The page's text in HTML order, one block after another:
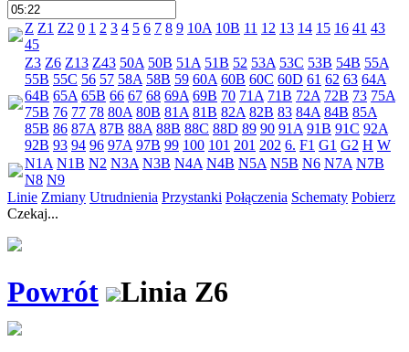
Z Z1 Z2 0 1 2 3 4 5 6 7 8 9 10A 10B 11 12 13 14 15 16 41 43
45
Z3 Z6 Z13 Z43 50A 50B 51A 51B 52 53A 53C 53B 54B 55A
55B 55C 56 57 58A 58B 59 60A 60B 60C 60D 61 62 63 64A
64B 65A 65B 66 67 68 69A 69B 70 71A 71B 72A 72B 73 75A
75B 76 77 78 80A 80B 81A 81B 82A 82B 83 84A 84B 85A
85B 86 87A 87B 88A 88B 88C 88D 89 90 91A 91B 91C 92A
92B 93 94 96 97A 97B 99 100 101 201 202 6. F1 G1 G2 H W
N1A N1B N2 N3A N3B N4A N4B N5A N5B N6 N7A N7B
N8 N9
Linie Zmiany Utrudnienia Przystanki Połączenia Schematy Pobierz
Czekaj...
Powrót Linia Z6